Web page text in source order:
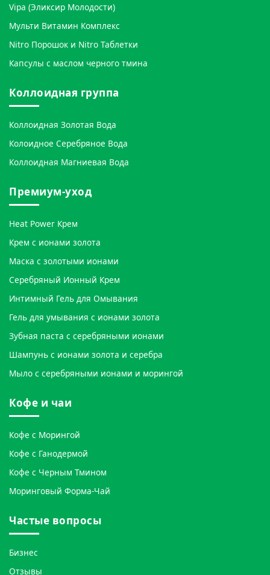
Vipa (Эликсир Молодости)
Мульти Витамин Комплекс
Nitro Порошок и Nitro Таблетки
Капсулы с маслом черного тмина
Коллоидная группа
Коллоидная Золотая Вода
Колоидное Серебряное Вода
Коллоидная Магниевая Вода
Премиум-уход
Heat Power Крем
Крем с ионами золота
Маска с золотыми ионами
Серебряный Ионный Крем
Интимный Гель для Омывания
Гель для умывания с ионами золота
Зубная паста с серебряными ионами
Шампунь с ионами золота и серебра
Мыло с серебряными ионами и морингой
Кофе и чаи
Кофе с Морингой
Кофе с Ганодермой
Кофе с Черным Тмином
Моринговый Форма-Чай
Частые вопросы
Бизнес
Отзывы